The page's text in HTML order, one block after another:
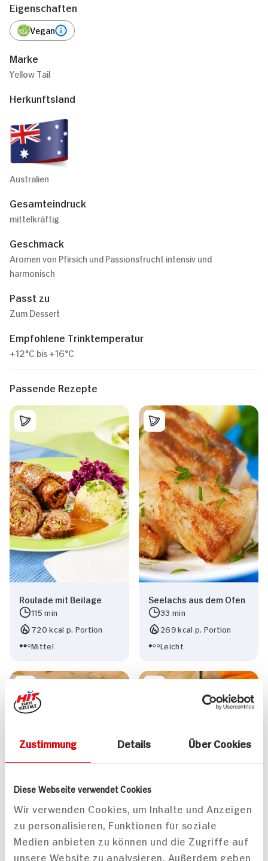
Zustimmung Details Über Cookies
Diese Webseite verwendet Cookies
Wir verwenden Cookies, um Inhalte und Anzeigen
zu personalisieren, Funktionen für soziale
Medien anbieten zu können und die Zugriffe auf
unsere Website zu analysieren. Außerdem geben
Eigenschaften
Vegan
Marke
Yellow Tail
Herkunftsland
Australien
Gesamteindruck
mittelkräftig
Geschmack
Aromen von Pfirsich und Passionsfrucht intensiv und
harmonisch
Passt zu
Zum Dessert
Empfohlene Trinktemperatur
+12°C bis +16°C
Passende Rezepte
Roulade mit Beilage
115 min
720 kcal p. Portion
Mittel
Seelachs aus dem Ofen
33 min
269 kcal p. Portion
Leicht